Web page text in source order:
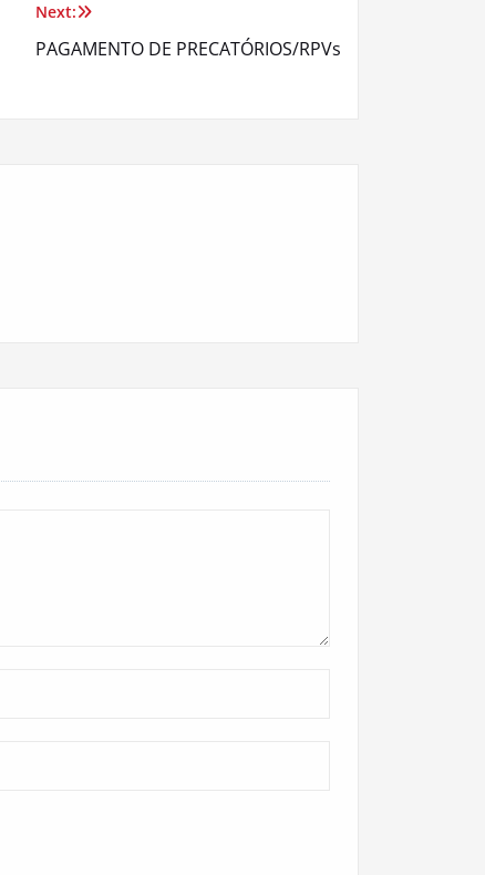
Next:
PAGAMENTO DE PRECATÓRIOS/RPVs